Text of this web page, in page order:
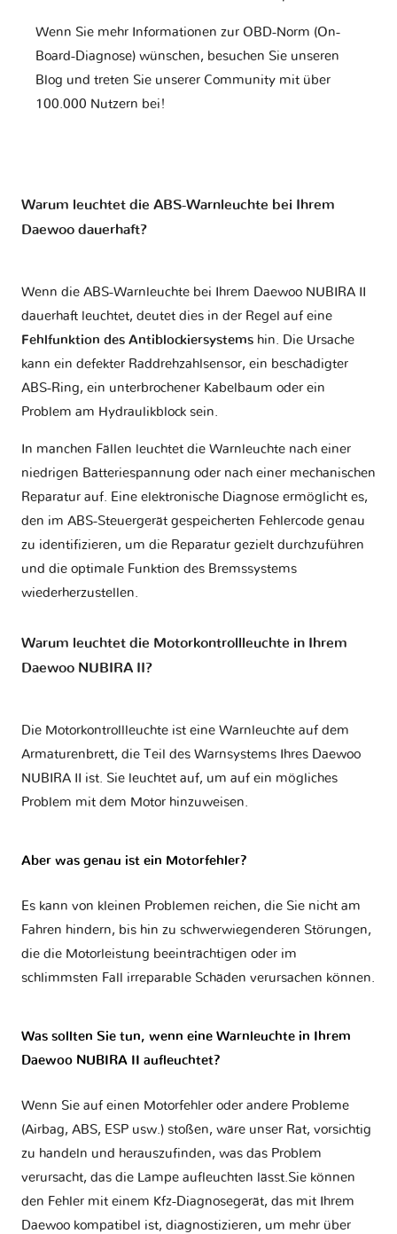
Wenn Sie mehr Informationen zur OBD-Norm (On-
Board-Diagnose) wünschen, besuchen Sie unseren
Blog und treten Sie unserer Community mit über
100.000 Nutzern bei!
Warum leuchtet die ABS-Warnleuchte bei Ihrem
Daewoo dauerhaft?
Wenn die ABS-Warnleuchte bei Ihrem Daewoo NUBIRA II
dauerhaft leuchtet, deutet dies in der Regel auf eine
Fehlfunktion des Antiblockiersystems hin. Die Ursache
kann ein defekter Raddrehzahlsensor, ein beschädigter
ABS-Ring, ein unterbrochener Kabelbaum oder ein
Problem am Hydraulikblock sein.
In manchen Fällen leuchtet die Warnleuchte nach einer
niedrigen Batteriespannung oder nach einer mechanischen
Reparatur auf. Eine elektronische Diagnose ermöglicht es,
den im ABS-Steuergerät gespeicherten Fehlercode genau
zu identifizieren, um die Reparatur gezielt durchzuführen
und die optimale Funktion des Bremssystems
wiederherzustellen.
Warum leuchtet die Motorkontrollleuchte in Ihrem
Daewoo NUBIRA II?
Die Motorkontrollleuchte ist eine Warnleuchte auf dem
Armaturenbrett, die Teil des Warnsystems Ihres Daewoo
NUBIRA II ist. Sie leuchtet auf, um auf ein mögliches
Problem mit dem Motor hinzuweisen.
Aber was genau ist ein Motorfehler?
Es kann von kleinen Problemen reichen, die Sie nicht am
Fahren hindern, bis hin zu schwerwiegenderen Störungen,
die die Motorleistung beeinträchtigen oder im
schlimmsten Fall irreparable Schäden verursachen können.
Was sollten Sie tun, wenn eine Warnleuchte in Ihrem
Daewoo NUBIRA II aufleuchtet?
Wenn Sie auf einen Motorfehler oder andere Probleme
(Airbag, ABS, ESP usw.) stoßen, wäre unser Rat, vorsichtig
zu handeln und herauszufinden, was das Problem
verursacht, das die Lampe aufleuchten lässt.Sie können
den Fehler mit einem Kfz-Diagnosegerät, das mit Ihrem
Daewoo kompatibel ist, diagnostizieren, um mehr über